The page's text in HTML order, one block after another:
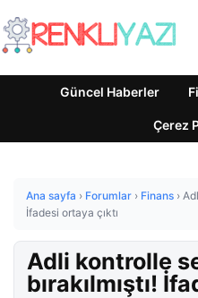
Güncel Haberler
Çerez
Ana sayfa › Forumlar › Finans ›
İfadesi ortaya çıktı
Adli kontrolle
bırakılmıştı!